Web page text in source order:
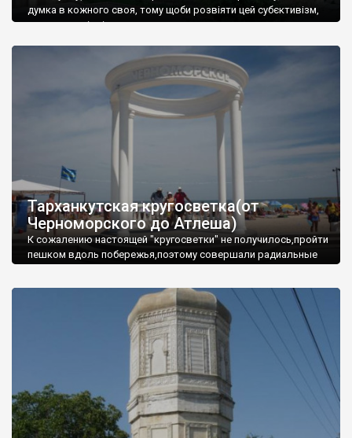
думка в кожного своя, тому щоби розвіяти цей субєктивізм,
запрошую відвідати це
Тарханкутская кругосветка(от
Черноморского до Атлеша)
К сожалению настоящей "кругосветки" не получилось,пройти
пешком вдоль побережья,поэтому совершали радиальные